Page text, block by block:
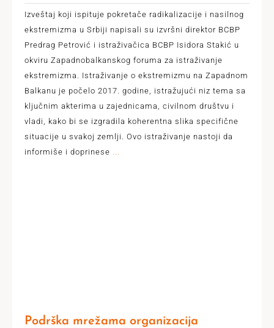
Izveštaj koji ispituje pokretače radikalizacije i nasilnog
ekstremizma u Srbiji napisali su izvršni direktor BCBP
Predrag Petrović i istraživačica BCBP Isidora Stakić u
okviru Zapadnobalkanskog foruma za istraživanje
ekstremizma. Istraživanje o ekstremizmu na Zapadnom
Balkanu je počelo 2017. godine, istražujući niz tema sa
ključnim akterima u zajednicama, civilnom društvu i
vladi, kako bi se izgradila koherentna slika specifične
situacije u svakoj zemlji. Ovo istraživanje nastoji da
informiše i doprinese ...
Podrška mrežama organizacija